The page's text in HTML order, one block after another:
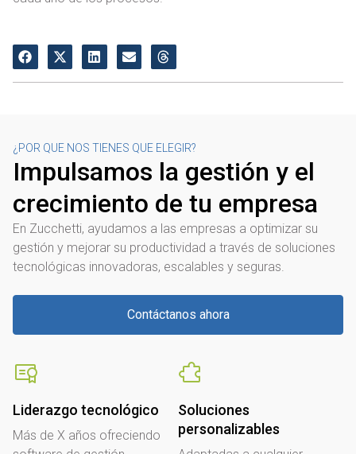
¿POR QUE NOS TIENES QUE ELEGIR?
Impulsamos la gestión y el
crecimiento de tu empresa
En Zucchetti, ayudamos a las empresas a optimizar su
gestión y mejorar su productividad a través de soluciones
tecnológicas innovadoras, escalables y seguras.
Contáctanos ahora
Liderazgo tecnológico
Más de X años ofreciendo
Soluciones
personalizables